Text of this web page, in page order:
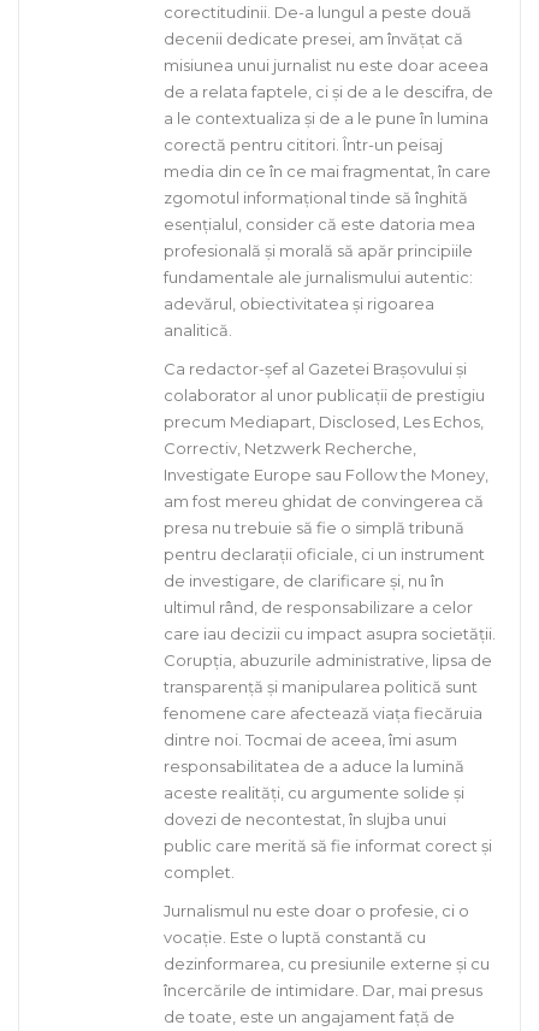
corectitudinii. De-a lungul a peste două
decenii dedicate presei, am învățat că
misiunea unui jurnalist nu este doar aceea
de a relata faptele, ci și de a le descifra, de
a le contextualiza și de a le pune în lumina
corectă pentru cititori. Într-un peisaj
media din ce în ce mai fragmentat, în care
zgomotul informațional tinde să înghită
esențialul, consider că este datoria mea
profesională și morală să apăr principiile
fundamentale ale jurnalismului autentic:
adevărul, obiectivitatea și rigoarea
analitică.
Ca redactor-șef al Gazetei Brașovului și
colaborator al unor publicații de prestigiu
precum Mediapart, Disclosed, Les Echos,
Correctiv, Netzwerk Recherche,
Investigate Europe sau Follow the Money,
am fost mereu ghidat de convingerea că
presa nu trebuie să fie o simplă tribună
pentru declarații oficiale, ci un instrument
de investigare, de clarificare și, nu în
ultimul rând, de responsabilizare a celor
care iau decizii cu impact asupra societății.
Corupția, abuzurile administrative, lipsa de
transparență și manipularea politică sunt
fenomene care afectează viața fiecăruia
dintre noi. Tocmai de aceea, îmi asum
responsabilitatea de a aduce la lumină
aceste realități, cu argumente solide și
dovezi de necontestat, în slujba unui
public care merită să fie informat corect și
complet.
Jurnalismul nu este doar o profesie, ci o
vocație. Este o luptă constantă cu
dezinformarea, cu presiunile externe și cu
încercările de intimidare. Dar, mai presus
de toate, este un angajament față de